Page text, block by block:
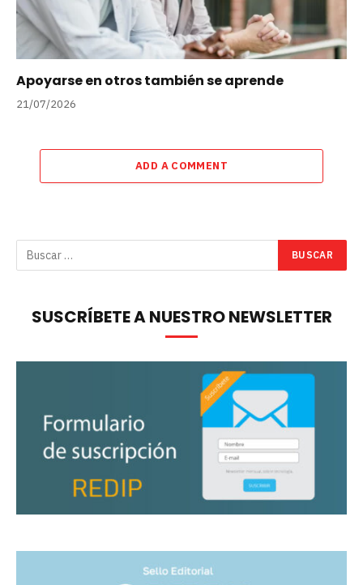
Apoyarse en otros también se aprende
21/07/2026
ADD A COMMENT
SUSCRÍBETE A NUESTRO NEWSLETTER